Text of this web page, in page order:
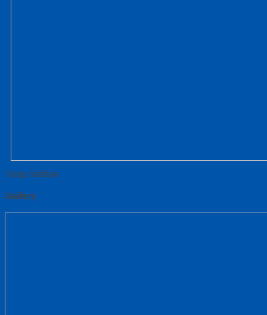
Tutup Sidebar
Gallery